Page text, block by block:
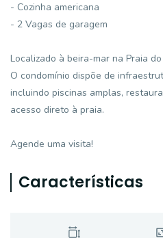
- Cozinha americana
- 2 Vagas de garagem
Localizado à beira-mar na Praia
O condomínio dispõe de
incluindo piscinas amplas,
acesso direto à praia.
Agende uma visita!
Características